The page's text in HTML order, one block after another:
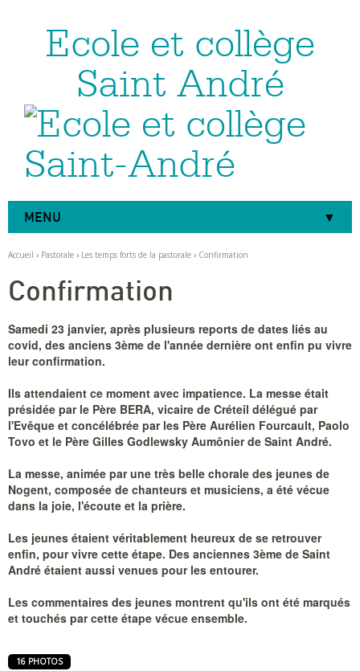
navigation
Ecole et collège
Saint André
MENU
Accueil › Pastorale › Les temps forts de la pastorale › Confirmation
Confirmation
Samedi 23 janvier, après plusieurs reports de dates liés au
covid, des anciens 3ème de l'année dernière ont enfin pu vivre
leur confirmation.
Ils attendaient ce moment avec impatience. La messe était
présidée par le Père BERA, vicaire de Créteil délégué par
l'Evêque et concélébrée par les Père Aurélien Fourcault, Paolo
Tovo et le Père Gilles Godlewsky Aumônier de Saint André.
La messe, animée par une très belle chorale des jeunes de
Nogent, composée de chanteurs et musiciens, a été vécue
dans la joie, l'écoute et la prière.
Les jeunes étaient véritablement heureux de se retrouver
enfin, pour vivre cette étape. Des anciennes 3ème de Saint
André étaient aussi venues pour les entourer.
Les commentaires des jeunes montrent qu'ils ont été marqués
et touchés par cette étape vécue ensemble.
16 PHOTOS